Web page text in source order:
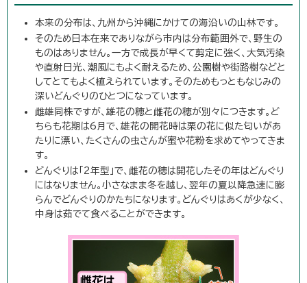
本来の分布は、九州から沖縄にかけての海沿いの山林です。
そのため日本在来でありながら市内は分布範囲外で、野生の
ものはありません。一方で成長が早くて剪定に強く、大気汚染
や直射日光、潮風にもよく耐えるため、公園樹や街路樹などと
してとてもよく植えられています。そのためもっともなじみの
深いどんぐりのひとつになっています。
雌雄同株ですが、雄花の穂と雌花の穂が別々につきます。ど
ちらも花期は6月で、雄花の開花時は栗の花に似た匂いがあ
たりに漂い、たくさんの虫さんが蜜や花粉を求めてやってきま
す。
どんぐりは「2年型」で、雌花の穂は開花したその年はどんぐり
にはなりません。小さなまま冬を越し、翌年の夏以降急速に膨
らんでどんぐりのかたちになります。どんぐりはあくが少なく、
中身は茹でて食べることができます。